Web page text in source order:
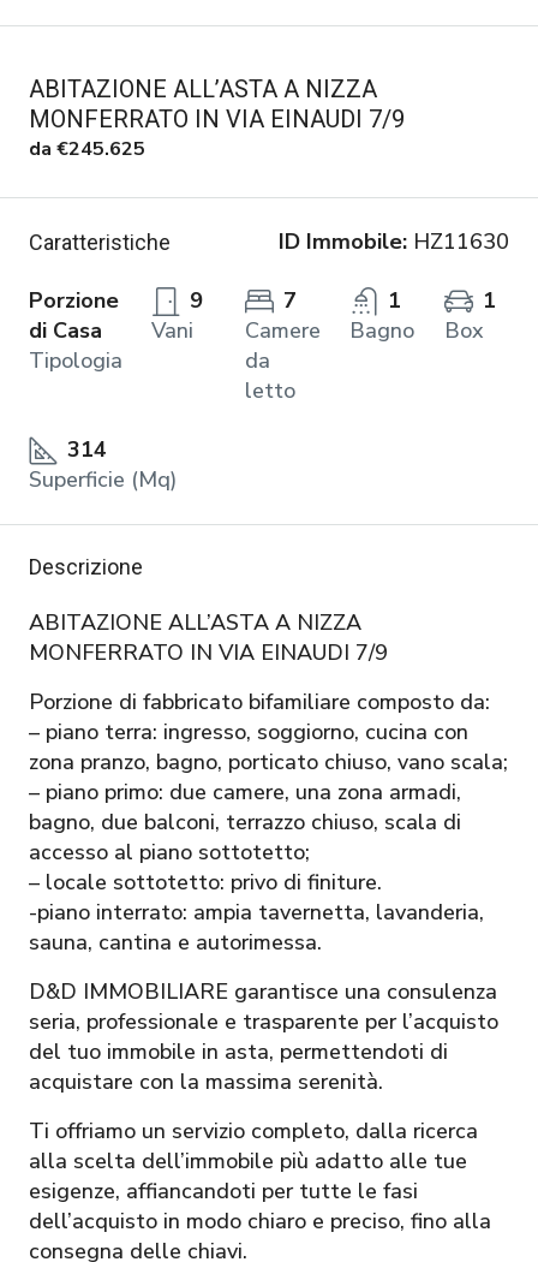
ABITAZIONE ALL’ASTA A NIZZA
MONFERRATO IN VIA EINAUDI 7/9
da €245.625
Caratteristiche ID Immobile: HZ11630
Porzione
di Casa
Tipologia
9
Vani
7
Camere
da
letto
1
Bagno
1
Box
314
Superficie (Mq)
Descrizione
ABITAZIONE ALL’ASTA A NIZZA
MONFERRATO IN VIA EINAUDI 7/9
Porzione di fabbricato bifamiliare composto da:
– piano terra: ingresso, soggiorno, cucina con
zona pranzo, bagno, porticato chiuso, vano scala;
– piano primo: due camere, una zona armadi,
bagno, due balconi, terrazzo chiuso, scala di
accesso al piano sottotetto;
– locale sottotetto: privo di finiture.
-piano interrato: ampia tavernetta, lavanderia,
sauna, cantina e autorimessa.
D&D IMMOBILIARE garantisce una consulenza
seria, professionale e trasparente per l’acquisto
del tuo immobile in asta, permettendoti di
acquistare con la massima serenità.
Ti offriamo un servizio completo, dalla ricerca
alla scelta dell’immobile più adatto alle tue
esigenze, affiancandoti per tutte le fasi
dell’acquisto in modo chiaro e preciso, fino alla
consegna delle chiavi.